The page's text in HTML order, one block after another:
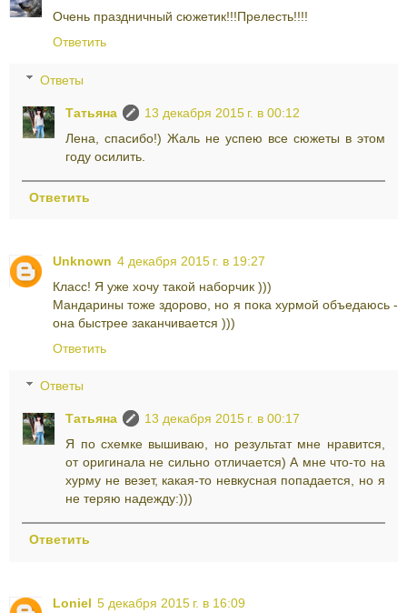
Очень праздничный сюжетик!!!Прелесть!!!!
Ответить
Ответы
Татьяна
13 декабря 2015 г. в 00:12
Лена, спасибо!) Жаль не успею все сюжеты в этом
году осилить.
Ответить
Unknown 4 декабря 2015 г. в 19:27
Класс! Я уже хочу такой наборчик )))
Мандарины тоже здорово, но я пока хурмой объедаюсь -
она быстрее заканчивается )))
Ответить
Ответы
Татьяна
13 декабря 2015 г. в 00:17
Я по схемке вышиваю, но результат мне нравится,
от оригинала не сильно отличается) А мне что-то на
хурму не везет, какая-то невкусная попадается, но я
не теряю надежду:)))
Ответить
Loniel 5 декабря 2015 г. в 16:09